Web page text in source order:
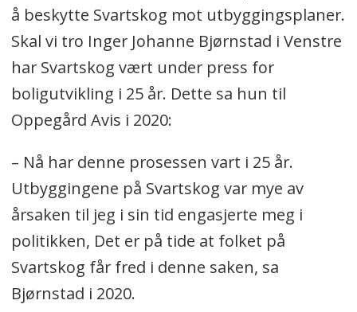
å beskytte Svartskog mot utbyggingsplaner.
Skal vi tro Inger Johanne Bjørnstad i Venstre
har Svartskog vært under press for
boligutvikling i 25 år. Dette sa hun til
Oppegård Avis i 2020:
– Nå har denne prosessen vart i 25 år.
Utbyggingene på Svartskog var mye av
årsaken til jeg i sin tid engasjerte meg i
politikken, Det er på tide at folket på
Svartskog får fred i denne saken, sa
Bjørnstad i 2020.